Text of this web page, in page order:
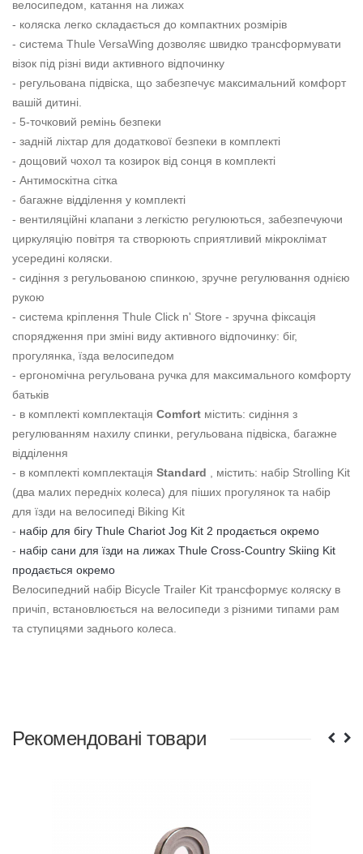
велосипедом, катання на лижах
- коляска легко складається до компактних розмірів
- система Thule VersaWing дозволяє швидко трансформувати
візок під різні види активного відпочинку
- регульована підвіска, що забезпечує максимальний комфорт
вашій дитині.
- 5-точковий ремінь безпеки
- задній ліхтар для додаткової безпеки в комплекті
- дощовий чохол та козирок від сонця в комплекті
- Антимоскітна сітка
- багажне відділення у комплекті
- вентиляційні клапани з легкістю регулюються, забезпечуючи
циркуляцію повітря та створюють сприятливий мікроклімат
усередині коляски.
- сидіння з регульованою спинкою, зручне регулювання однією
рукою
- система кріплення Thule Click n' Store - зручна фіксація
спорядження при зміні виду активного відпочинку: біг,
прогулянка, їзда велосипедом
- ергономічна регульована ручка для максимального комфорту
батьків
- в комплекті комплектація Comfort містить: сидіння з
регулюванням нахилу спинки, регульована підвіска, багажне
відділення
- в комплекті комплектація Standard , містить: набір Strolling Kit
(два малих передніх колеса) для піших прогулянок та набір
для їзди на велосипеді Biking Kit
- набір для бігу Thule Chariot Jog Kit 2 продається окремо
- набір сани для їзди на лижах Thule Cross-Country Skiing Kit
продається окремо
Велосипедний набір Bicycle Trailer Kit трансформує коляску в
причіп, встановлюється на велосипеди з різними типами рам
та ступицями заднього колеса.
Рекомендовані товари